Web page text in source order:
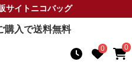
サイトニコバッグ
購入で送料無料
0 0